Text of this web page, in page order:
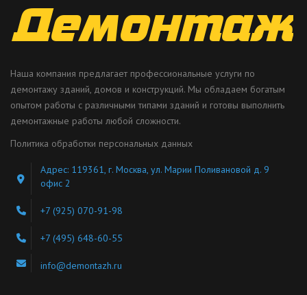
Наша компания предлагает профессиональные услуги по
демонтажу зданий, домов и конструкций. Мы обладаем богатым
опытом работы с различными типами зданий и готовы выполнить
демонтажные работы любой сложности.
Политика обработки персональных данных
Адрес: 119361, г. Москва, ул. Марии Поливановой д. 9
офис 2
+7 (925) 070-91-98
+7 (495) 648-60-55
info@demontazh.ru